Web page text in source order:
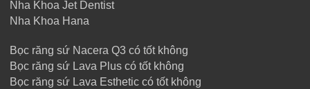
Nha Khoa Jet Dentist
Nha Khoa Hana
Bọc răng sứ Nacera Q3 có tốt không
Bọc răng sứ Lava Plus có tốt không
Bọc răng sứ Lava Esthetic có tốt không